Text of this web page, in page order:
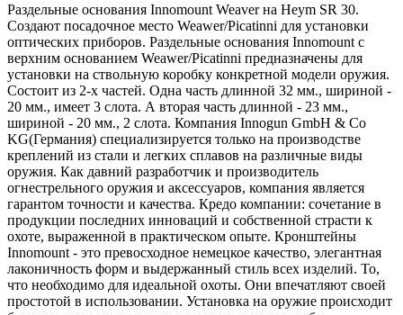
Раздельные основания Innomount Weaver на Heym SR 30.
Создают посадочное место Weawer/Picatinni для установки
оптических приборов. Раздельные основания Innomount с
верхним основанием Weawer/Picatinni предназначены для
установки на ствольную коробку конкретной модели оружия.
Состоит из 2-х частей. Одна часть длинной 32 мм., шириной -
20 мм., имеет 3 слота. А вторая часть длинной - 23 мм.,
шириной - 20 мм., 2 слота. Компания Innogun GmbH & Co
KG(Германия) специализируется только на производстве
креплений из стали и легких сплавов на различные виды
оружия. Как давний разработчик и производитель
огнестрельного оружия и аксессуаров, компания является
гарантом точности и качества. Кредо компании: сочетание в
продукции последних инноваций и собственной страсти к
охоте, выраженной в практическом опыте. Кронштейны
Innomount - это превосходное немецкое качество, элегантная
лаконичность форм и выдержанный стиль всех изделий. То,
что необходимо для идеальной охоты. Они впечатляют своей
простотой в использовании. Установка на оружие происходит